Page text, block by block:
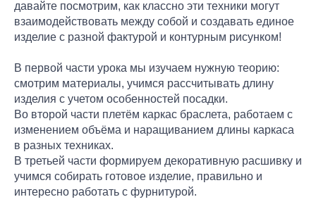
давайте посмотрим, как классно эти техники могут
взаимодействовать между собой и создавать единое
изделие с разной фактурой и контурным рисунком!
В первой части урока мы изучаем нужную теорию:
смотрим материалы, учимся рассчитывать длину
изделия с учетом особенностей посадки.
Во второй части плетём каркас браслета, работаем с
изменением объёма и наращиванием длины каркаса
в разных техниках.
В третьей части формируем декоративную расшивку и
учимся собирать готовое изделие, правильно и
интересно работать с фурнитурой.